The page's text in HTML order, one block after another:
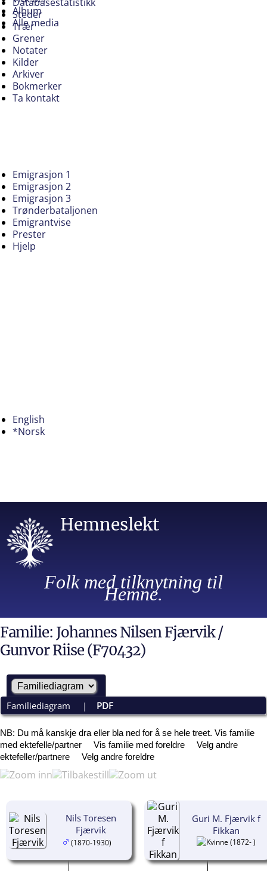
Album
Alle media
Steder
Trær
Grener
Notater
Kilder
Arkiver
Bokmerker
Ta kontakt
Emigrasjon 1
Emigrasjon 2
Emigrasjon 3
Trønderbataljonen
Emigrantvise
Prester
Hjelp
English
*Norsk
Hemneslekt
Folk med tilknytning til
Hemne.
Familie: Johannes Nilsen Fjærvik /
Gunvor Riise (F70432)
Familiediagram | PDF
NB: Du må kanskje dra eller bla ned for å se hele treet. Vis familie
med ektefelle/partner
Vis familie med foreldre
Velg andre
ektefeller/partnere
Velg andre foreldre
Nils Toresen
Fjærvik
(1870-1930)
Guri M. Fjærvik f
Fikkan
(1872- )